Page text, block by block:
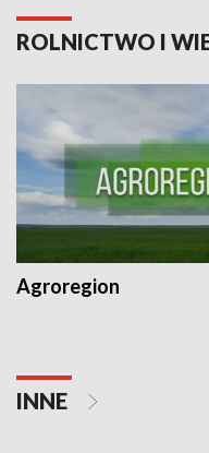
ROLNICTWO I
Agroregion
INNE